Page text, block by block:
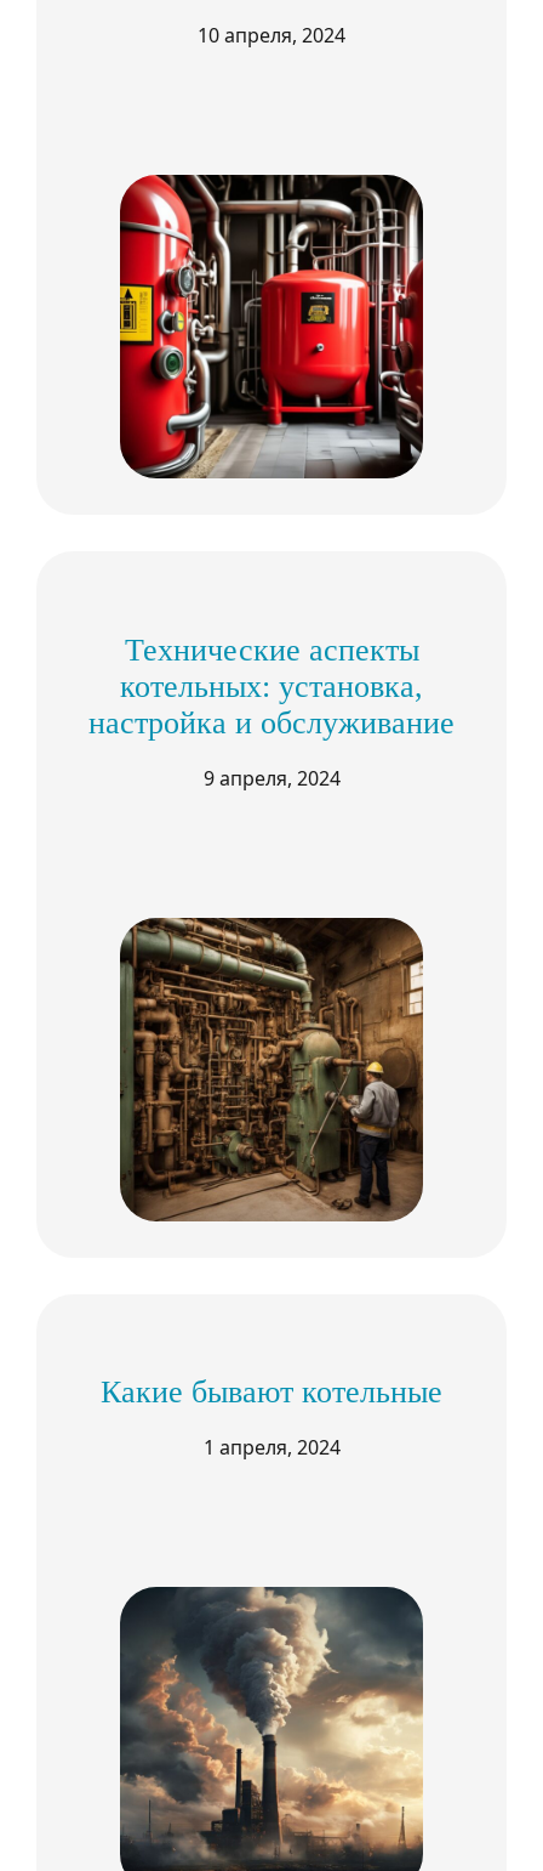
10 апреля, 2024
Технические аспекты
котельных: установка,
настройка и обслуживание
9 апреля, 2024
Какие бывают котельные
1 апреля, 2024